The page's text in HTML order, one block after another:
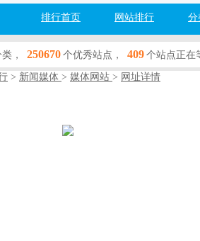
排行首页 网站排行 分
， 250670 个优秀站点， 409 个站点正在
> 新闻媒体 > 媒体网站 > 网址详情
等热门币种，一站式获取专业